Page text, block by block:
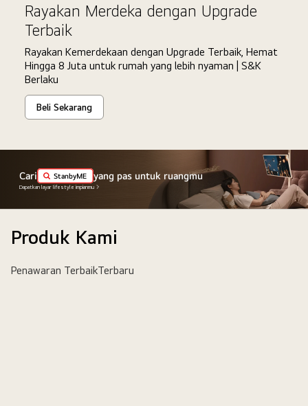
Rayakan Merdeka dengan Upgrade
Terbaik
Rayakan Kemerdekaan dengan Upgrade Terbaik, Hemat
Hingga 8 Juta untuk rumah yang lebih nyaman | S&K
Berlaku
Beli Sekarang
Cari StanbyME yang pas untuk ruangmu
Dapatkan layar lifestyle impianmu
Produk Kami
Penawaran TerbaikTerbaru